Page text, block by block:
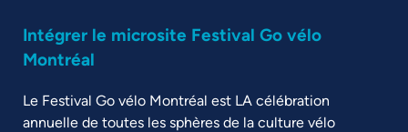
Intégrer le microsite Festival Go vélo
Montréal
Le Festival Go vélo Montréal est LA célébration
annuelle de toutes les sphères de la culture vélo